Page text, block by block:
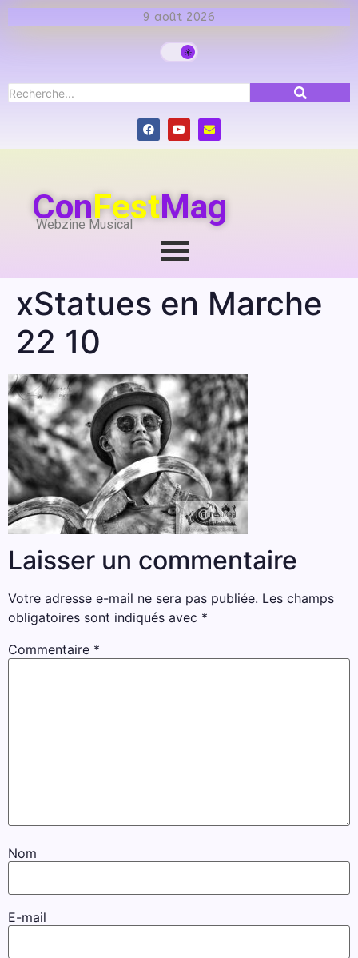
9 août 2026
ConFestMag
Webzine Musical
xStatues en Marche
22 10
Laisser un commentaire
Votre adresse e-mail ne sera pas publiée. Les champs
obligatoires sont indiqués avec *
Commentaire *
Nom
E-mail